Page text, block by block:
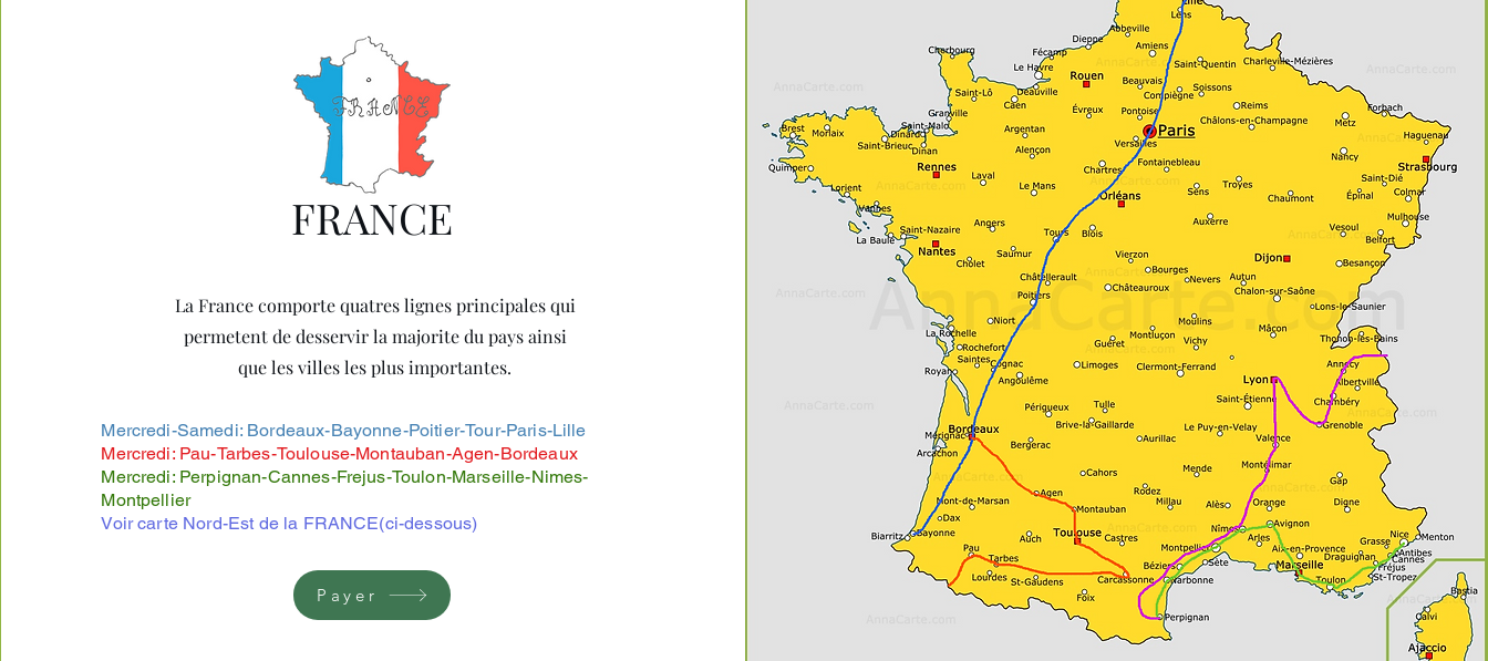
FRANCE
La France comporte quatres lignes principales qui
permetent de desservir la majorite du pays ainsi
que les villes les plus importantes.
Mercredi-Samedi: Bordeaux-Bayonne-Poitier-Tour-Paris-Lille
Mercredi: Pau-Tarbes-Toulouse-Montauban-Agen-Bordeaux
Mercredi: Perpignan-Cannes-Frejus-Toulon-Marseille-Nimes-
Montpellier
​Voir carte Nord-Est de la FRANCE(ci-dessous)
Payer